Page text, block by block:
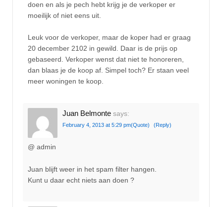
doen en als je pech hebt krijg je de verkoper er
moeilijk of niet eens uit.
Leuk voor de verkoper, maar de koper had er graag
20 december 2102 in gewild. Daar is de prijs op
gebaseerd. Verkoper wenst dat niet te honoreren,
dan blaas je de koop af. Simpel toch? Er staan veel
meer woningen te koop.
Juan Belmonte says:
February 4, 2013 at 5:29 pm(Quote) (Reply)
@ admin
Juan blijft weer in het spam filter hangen.
Kunt u daar echt niets aan doen ?